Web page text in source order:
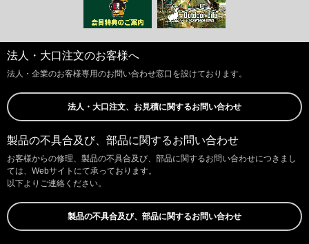
法人・大口注文のお客様へ
法人・企業のお客様専用のお問い合わせ窓口を設けております。
法人・大口注文、お見積に関するお問い合わせ
製品の不具合及び、部品に関するお問い合わせ
お客様からの修理、製品の不具合及び、部品に関するお問い合わせにつきまし
ては、Webサイトにて承っております。
以下よりご連絡ください。
製品の不具合及び、部品に関するお問い合わせ